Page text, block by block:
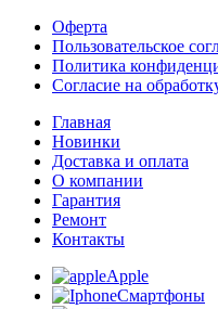
Оферта
Пользовательское
Политика
Согласие на
Главная
Новинки
Доставка и оплата
О компании
Гарантия
Ремонт
Контакты
Apple
Смартфоны